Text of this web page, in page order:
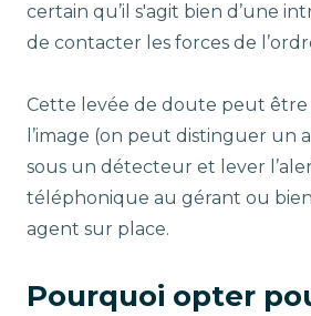
certain qu’il s'agit bien d’une
de contacter les forces de
Cette levée de doute peut
l’image (on peut distinguer un
sous un détecteur et lever
téléphonique au gérant ou
agent sur place.
Pourquoi opter